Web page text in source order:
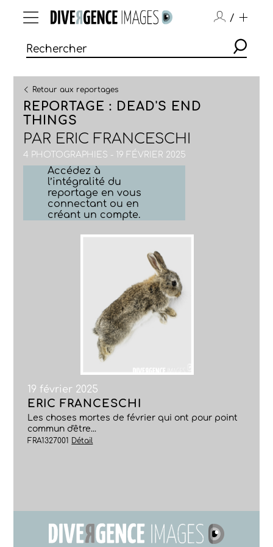
/
Retour aux reportages
REPORTAGE : DEAD'S END
THINGS
PAR ERIC FRANCESCHI
4 PHOTOGRAPHIES - 19 FÉVRIER 2025
Accédez à
l’intégralité du
reportage en vous
connectant ou en
créant un compte.
19 février 2025
ERIC FRANCESCHI
Les choses mortes de février qui ont pour point
commun d'être...
FRA1327001 Détail